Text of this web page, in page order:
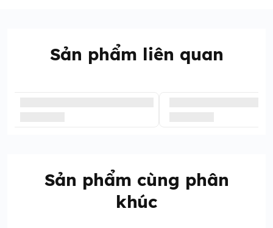
Sản phẩm liên quan
Sản phẩm cùng phân
khúc